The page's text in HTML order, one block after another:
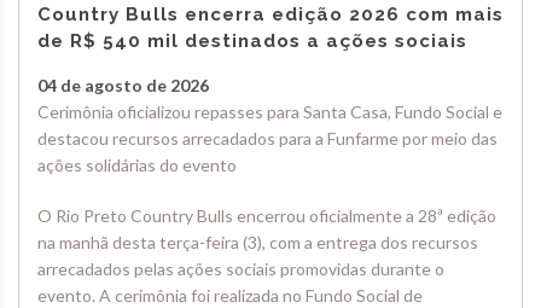
Country Bulls encerra edição 2026 com mais
de R$ 540 mil destinados a ações sociais
04 de agosto de 2026
Cerimônia oficializou repasses para Santa Casa, Fundo Social e
destacou recursos arrecadados para a Funfarme por meio das
ações solidárias do evento
O Rio Preto Country Bulls encerrou oficialmente a 28ª edição
na manhã desta terça-feira (3), com a entrega dos recursos
arrecadados pelas ações sociais promovidas durante o
evento. A cerimônia foi realizada no Fundo Social de